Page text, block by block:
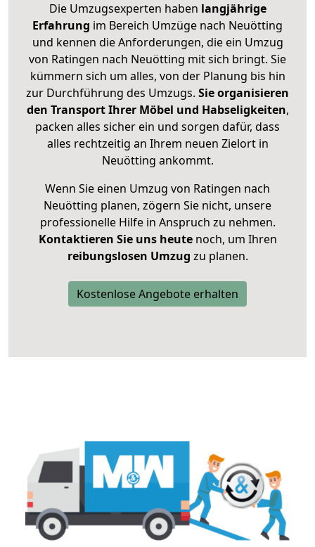
Die Umzugsexperten haben langjährige
Erfahrung im Bereich Umzüge nach Neuötting
und kennen die Anforderungen, die ein Umzug
von Ratingen nach Neuötting mit sich bringt. Sie
kümmern sich um alles, von der Planung bis hin
zur Durchführung des Umzugs. Sie organisieren
den Transport Ihrer Möbel und Habseligkeiten,
packen alles sicher ein und sorgen dafür, dass
alles rechtzeitig an Ihrem neuen Zielort in
Neuötting ankommt.
Wenn Sie einen Umzug von Ratingen nach
Neuötting planen, zögern Sie nicht, unsere
professionelle Hilfe in Anspruch zu nehmen.
Kontaktieren Sie uns heutenoch, um Ihren
reibungslosen Umzug zu planen.
Kostenlose Angebote erhalten